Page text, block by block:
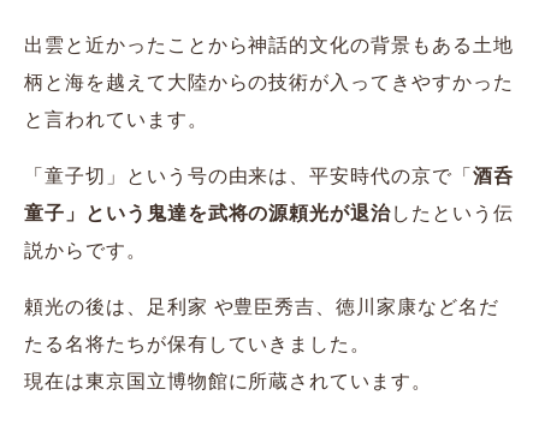
出雲と近かったことから神話的文化の背景もある土地
柄と海を越えて大陸からの技術が入ってきやすかった
と言われています。
「童子切」という号の由来は、平安時代の京で「 酒呑
童子」という鬼達を武将の源頼光が退治したという伝
説からです。
頼光の後は、足利家 や豊臣秀吉、徳川家康など名だ
たる名将たちが保有していきました。
現在は東京国立博物館に所蔵されています。